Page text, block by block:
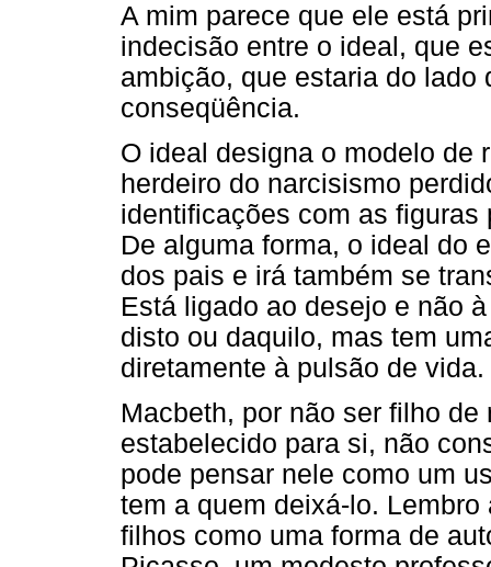
A mim parece que ele está
indecisão entre o ideal, que
ambição, que estaria do lado
conseqüência.
O ideal designa o modelo de
herdeiro do narcisismo
identificações com as
De alguma forma, o ideal do
dos pais e irá também se
Está ligado ao desejo e não
disto ou daquilo, mas tem
diretamente à pulsão de vida.
Macbeth, por não ser filho
estabelecido para si, não
pode pensar nele como um
tem a quem deixá-lo.
filhos como uma forma de